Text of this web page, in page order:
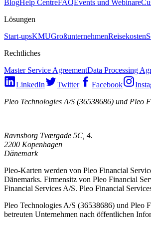
BlogHelp CentreFAQEvents und Webinare
Lösungen
Start-upsKMUGroßunternehmenReisekosten
Rechtliches
Master Service AgreementData Processing
LinkedIn
Twitter Facebook
Pleo Technologies A/S (36538686) und Pleo
Ravnsborg Tværgade 5C, 4.
2200 Kopenhagen
Dänemark
Pleo-Karten werden von Pleo Financial
Dänemarks. Firmensitz von Pleo Financial
Financial Services A/S. Pleo Financial
Pleo Technologies A/S (36538686) und Pleo
betreuten Unternehmen nach öffentlichen